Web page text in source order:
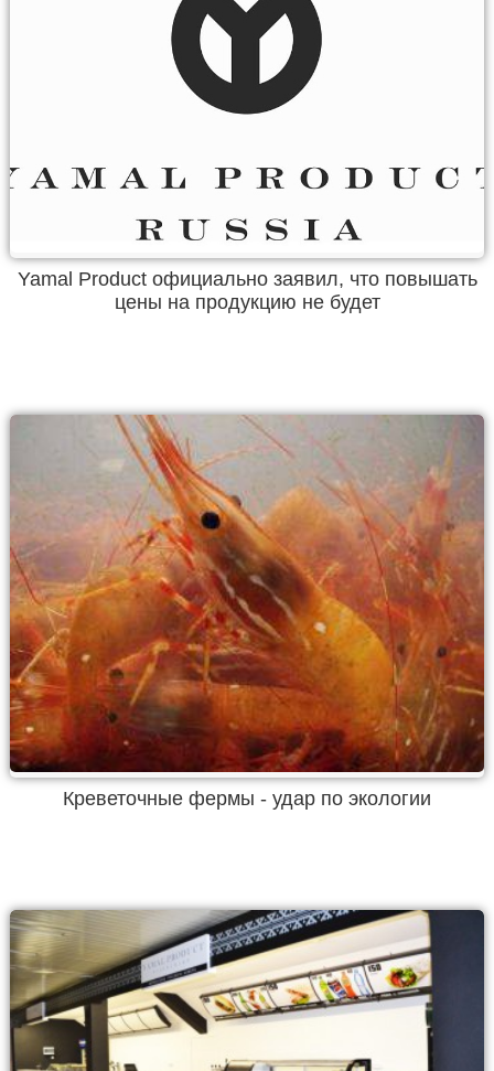
Yamal Product официально заявил, что повышать
цены на продукцию не будет
Креветочные фермы - удар по экологии